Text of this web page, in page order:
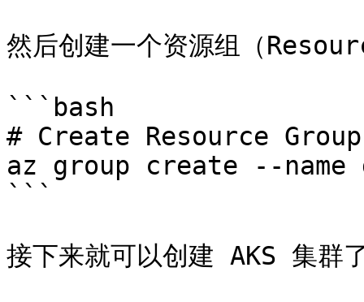
然后创建一个资源组（
```bash
# Create Resource Group
az group create --
```
接下来就可以创建 AKS 集群